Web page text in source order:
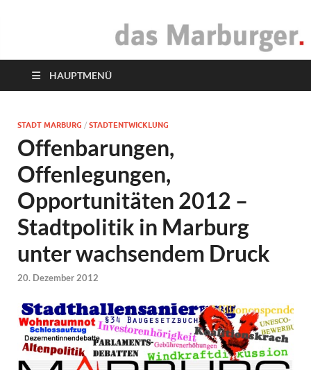
das Marburger.
HAUPTMENÜ
STADT MARBURG / STADTENTWICKLUNG
Offenbarungen,
Offenlegungen,
Opportunitäten 2012 –
Stadtpolitik in Marburg
unter wachsendem Druck
20. Dezember 2012